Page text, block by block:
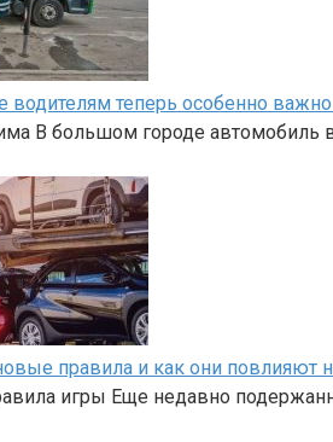
водителям теперь особенно
В большом городе автомобиль
правила и как они повлияют
игры Еще недавно